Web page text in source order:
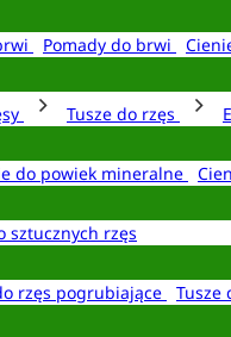
Pomady do brwi
Tusze do rzęs
do powiek mineralne
sztucznych rzęs
rzęs pogrubiające Tusze